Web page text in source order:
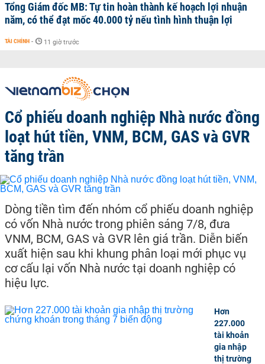
Tổng Giám đốc MB: Tự tin hoàn thành kế hoạch lợi nhuận
năm, có thể đạt mốc 40.000 tỷ nếu tình hình thuận lợi
TÀI CHÍNH - 11 giờ trước
Cổ phiếu doanh nghiệp Nhà nước đồng
loạt hút tiền, VNM, BCM, GAS và GVR
tăng trần
Dòng tiền tìm đến nhóm cổ phiếu doanh nghiệp
có vốn Nhà nước trong phiên sáng 7/8, đưa
VNM, BCM, GAS và GVR lên giá trần. Diễn biến
xuất hiện sau khi khung phân loại mới phục vụ
cơ cấu lại vốn Nhà nước tại doanh nghiệp có
hiệu lực.
Hơn
227.000
tài khoản
gia nhập
thị trường